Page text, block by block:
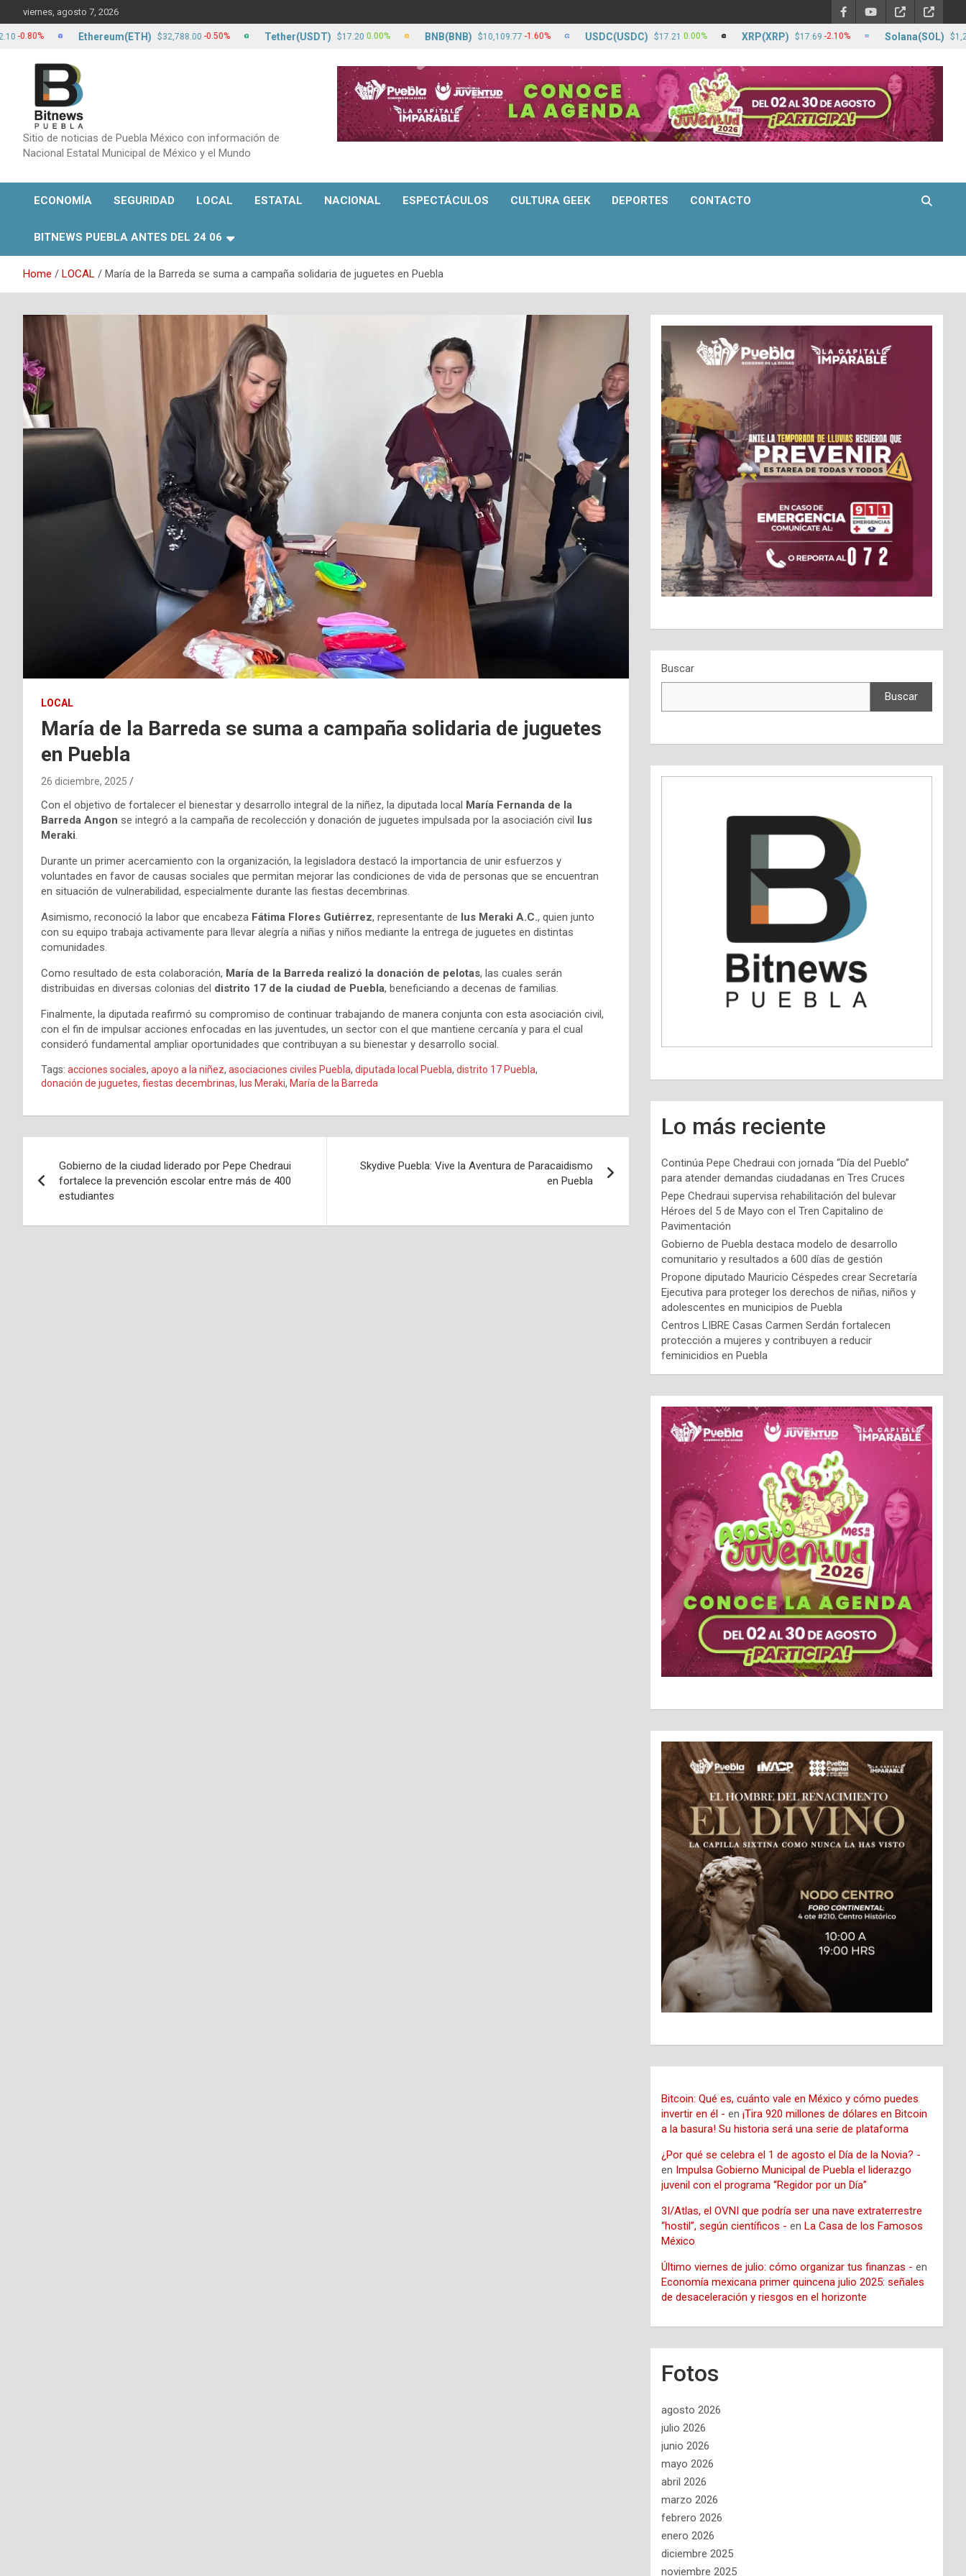
to
content
viernes, agosto 7, 2026
Sitio de noticias de Puebla México con información de
Nacional Estatal Municipal de México y el Mundo
ECONOMÍA SEGURIDAD LOCAL ESTATAL NACIONAL ESPECTÁCULOS CULTURA GEEK DEPORTES CONTACTO
BITNEWS PUEBLA ANTES DEL 24 06
Home LOCAL María de la Barreda se suma a campaña solidaria de juguetes en Puebla
LOCAL
María de la Barreda se suma a campaña solidaria de juguetes
en Puebla
26 diciembre, 2025
Con el objetivo de fortalecer el bienestar y desarrollo integral de la niñez, la diputada local María Fernanda de la
Barreda Angon se integró a la campaña de recolección y donación de juguetes impulsada por la asociación civil
Ius
Meraki.
Durante un primer acercamiento con la organización, la legisladora destacó la importancia de unir esfuerzos y
voluntades en favor de causas sociales que permitan mejorar las condiciones de vida de personas que se encuentran
en situación de vulnerabilidad, especialmente durante las fiestas decembrinas.
Asimismo, reconoció la labor que encabeza Fátima Flores Gutiérrez, representante de Ius Meraki A.C., quien junto
con su equipo trabaja activamente para llevar alegría a niñas y niños mediante la entrega de juguetes en distintas
comunidades.
Como resultado de esta colaboración, María de la Barreda realizó la donación de pelotas, las cuales serán
distribuidas en diversas colonias del distrito 17 de la ciudad de Puebla, beneficiando a decenas de familias.
Finalmente, la diputada reafirmó su compromiso de continuar trabajando de manera conjunta con esta asociación civil,
con el fin de impulsar acciones enfocadas en las juventudes, un sector con el que mantiene cercanía y para el cual
consideró fundamental ampliar oportunidades que contribuyan a su bienestar y desarrollo social.
Tags: acciones sociales, apoyo a la niñez, asociaciones civiles Puebla, diputada local Puebla, distrito 17 Puebla,
donación de juguetes, fiestas decembrinas, Ius Meraki, María de la Barreda
de
Gobierno de la ciudad liderado por Pepe Chedraui
fortalece la prevención escolar entre más de 400
estudiantes
Skydive Puebla: Vive la Aventura de Paracaidismo
en Puebla
Buscar
Buscar
Lo más reciente
Continúa Pepe Chedraui con jornada “Día del Pueblo”
para atender demandas ciudadanas en Tres Cruces
Pepe Chedraui supervisa rehabilitación del bulevar
Héroes del 5 de Mayo con el Tren Capitalino de
Pavimentación
Gobierno de Puebla destaca modelo de desarrollo
comunitario y resultados a 600 días de gestión
Propone diputado Mauricio Céspedes crear Secretaría
Ejecutiva para proteger los derechos de niñas, niños y
adolescentes en municipios de Puebla
Centros LIBRE Casas Carmen Serdán fortalecen
protección a mujeres y contribuyen a reducir
feminicidios en Puebla
Bitcoin: Qué es, cuánto vale en México y cómo puedes
invertir en él - en¡Tira 920 millones de dólares en Bitcoin
a la basura! Su historia será una serie de plataforma
¿Por qué se celebra el 1 de agosto el Día de la Novia? -
en Impulsa Gobierno Municipal de Puebla el liderazgo
juvenil con el programa “Regidor por un Día”
3I/Atlas, el OVNI que podría ser una nave extraterrestre
“hostil”, según científicos - enLa Casa de los Famosos
México
Último viernes de julio: cómo organizar tus finanzas - en
Economía mexicana primer quincena julio 2025: señales
de desaceleración y riesgos en el horizonte
Fotos
agosto 2026
julio 2026
junio 2026
mayo 2026
abril 2026
marzo 2026
febrero 2026
enero 2026
diciembre 2025
noviembre 2025
Ethereum(ETH) $32,788.00 -0.50% Tether(USDT) $17.20 0.00% BNB(BNB) $10,109.77 -1.60% USDC(USDC) $17.21 0.00% XRP(XRP) $17.69 -2.10% Solana(SOL) $1,255.85 -